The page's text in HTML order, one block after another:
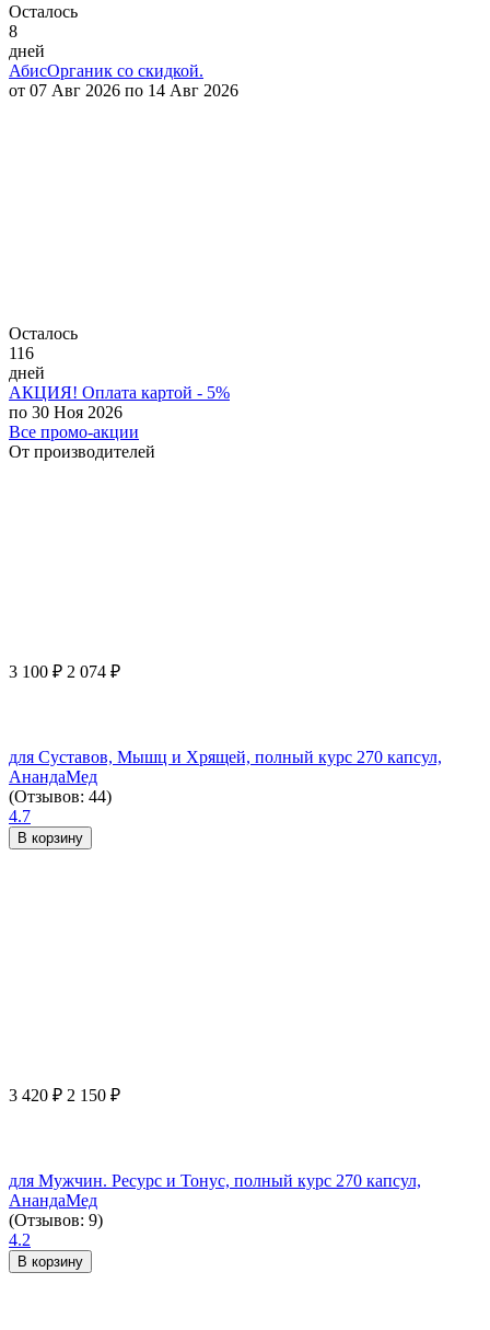
Осталось
8
дней
АбисОрганик со скидкой.
от 07 Авг 2026 по 14 Авг 2026
Осталось
116
дней
АКЦИЯ! Оплата картой - 5%
по 30 Ноя 2026
Все промо-акции
От производителей
3 100 ₽ 2 074 ₽
для Суставов, Мышц и Хрящей, полный курс 270 капсул,
АнандаМед
(Отзывов: 44)
4.7
В корзину
3 420 ₽ 2 150 ₽
для Мужчин. Ресурс и Тонус, полный курс 270 капсул,
АнандаМед
(Отзывов: 9)
4.2
В корзину